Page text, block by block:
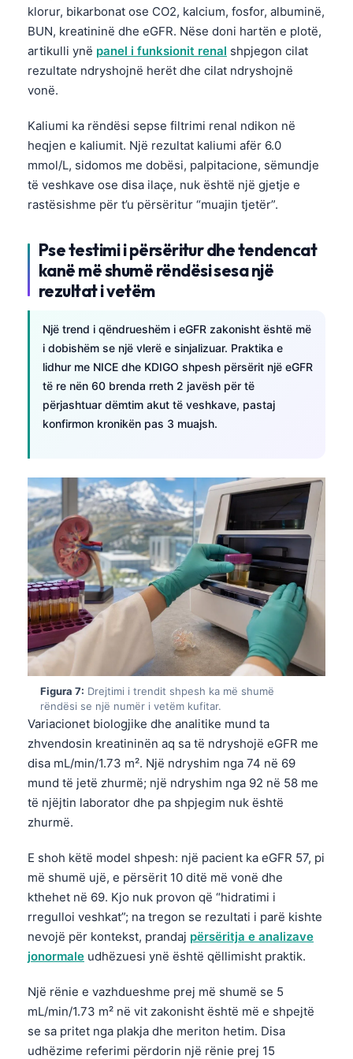
klorur, bikarbonat ose CO2, kalcium, fosfor, albuminë,
BUN, kreatininë dhe eGFR. Nëse doni hartën e plotë,
artikulli ynë panel i funksionit renal shpjegon cilat
rezultate ndryshojnë herët dhe cilat ndryshojnë
vonë.
Kaliumi ka rëndësi sepse filtrimi renal ndikon në
heqjen e kaliumit. Një rezultat kaliumi afër 6.0
mmol/L, sidomos me dobësi, palpitacione, sëmundje
të veshkave ose disa ilaçe, nuk është një gjetje e
rastësishme për t’u përsëritur “muajin tjetër”.
Pse testimi i përsëritur dhe tendencat
kanë më shumë rëndësi sesa një
rezultat i vetëm
Një trend i qëndrueshëm i eGFR zakonisht është më
i dobishëm se një vlerë e sinjalizuar. Praktika e
lidhur me NICE dhe KDIGO shpesh përsërit një eGFR
të re nën 60 brenda rreth 2 javësh për të
përjashtuar dëmtim akut të veshkave, pastaj
konfirmon kronikën pas 3 muajsh.
Figura 7: Drejtimi i trendit shpesh ka më shumë
rëndësi se një numër i vetëm kufitar.
Variacionet biologjike dhe analitike mund ta
zhvendosin kreatininën aq sa të ndryshojë eGFR me
disa mL/min/1.73 m². Një ndryshim nga 74 në 69
mund të jetë zhurmë; një ndryshim nga 92 në 58 me
të njëjtin laborator dhe pa shpjegim nuk është
zhurmë.
E shoh këtë model shpesh: një pacient ka eGFR 57, pi
më shumë ujë, e përsërit 10 ditë më vonë dhe
kthehet në 69. Kjo nuk provon që “hidratimi i
rregulloi veshkat”; na tregon se rezultati i parë kishte
nevojë për kontekst, prandaj përsëritja e analizave
jonormale udhëzuesi ynë është qëllimisht praktik.
Një rënie e vazhdueshme prej më shumë se 5
mL/min/1.73 m² në vit zakonisht është më e shpejtë
se sa pritet nga plakja dhe meriton hetim. Disa
udhëzime referimi përdorin një rënie prej 15
Bahasa Indonesia
Հայերեն
Íslenska
Српски језик
Svenska
Bosanski
Azərbaycan dili
Eesti
Čeština
ქართული
Русский
Lietuvių kalba
Polski
한국어
Slovenščina
Magyar
বাংলা
اردو
मराठी
తెలుగు
தமிழ்
മലയാളം
Bahasa Melayu
Tiếng Việt
Tagalog
ဗမာစာ
ភាសាខ្មែរ
አማርኛ
Українська
O‘zbekcha
Català
Suomi
Hrvatski
Slovenčina